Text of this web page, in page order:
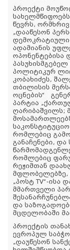
პროექტი
წევრს,
„დააწესონ
დემოკრატიული
ადამიანის
ოპონენტებისა
პოლიტიკურ
კობახიძეს,
თბილისის
ოცნების“
პარტია
ღარიბაშვილს;
რომლებიც
განაჩენები,
რომლებიც
რეჟიმთან
მფლობელებზე,
„პოსტ TV“-ისა
მმართველი
და
მცდელობაში
პროექტის
ევროპულ
„დაუწესონ